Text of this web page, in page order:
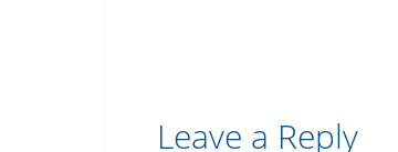
Leave a Reply